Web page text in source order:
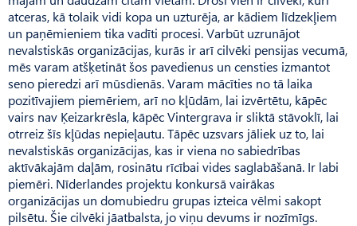
atceras, kā tolaik vidi kopa un uzturēja, ar kādiem līdzekļiem
un paņēmieniem tika vadīti procesi. Varbūt uzrunājot
nevalstiskās organizācijas, kurās ir arī cilvēki pensijas vecumā,
mēs varam atšķetināt šos pavedienus un censties izmantot
seno pieredzi arī mūsdienās. Varam mācīties no tā laika
pozitīvajiem piemēriem, arī no kļūdām, lai izvērtētu, kāpēc
vairs nav Ķeizarkrēsla, kāpēc Vintergrava ir sliktā stāvoklī, lai
otrreiz šīs kļūdas nepieļautu. Tāpēc uzsvars jāliek uz to, lai
nevalstiskās organizācijas, kas ir viena no sabiedrības
aktīvākajām daļām, rosinātu rīcībai vides saglabāšanā. Ir labi
piemēri. Nīderlandes projektu konkursā vairākas
organizācijas un domubiedru grupas izteica vēlmi sakopt
pilsētu. Šie cilvēki jāatbalsta, jo viņu devums ir nozīmīgs.